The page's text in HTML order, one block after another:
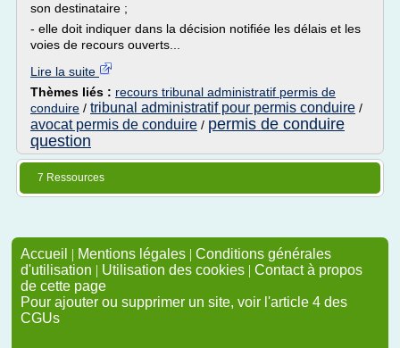
son destinataire ;
- elle doit indiquer dans la décision notifiée les délais et les
voies de recours ouverts...
Lire la suite
Thèmes liés : recours tribunal administratif permis de
conduire / tribunal administratif pour permis conduire /
avocat permis de conduire / permis de conduire
question
7 Ressources
Accueil | Mentions légales | Conditions générales
d'utilisation | Utilisation des cookies | Contact à propos
de cette page
Pour ajouter ou supprimer un site, voir l'article 4 des
CGUs